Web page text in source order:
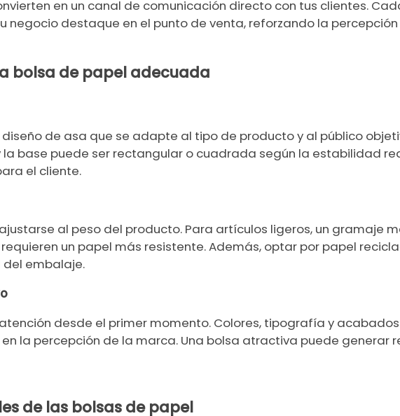
en un canal de comunicación directo con tus clientes.
negocio destaque en el punto de venta, reforzando la
bolsa de papel adecuada
de asa que se adapte al tipo de producto y al público
la base puede ser rectangular o cuadrada según la estabilidad
el cliente.
al peso del producto. Para artículos ligeros, un gramaje
un papel más resistente. Además, optar por papel
embalaje.
desde el primer momento. Colores, tipografía y
la percepción de la marca. Una bolsa atractiva puede
de las bolsas de papel